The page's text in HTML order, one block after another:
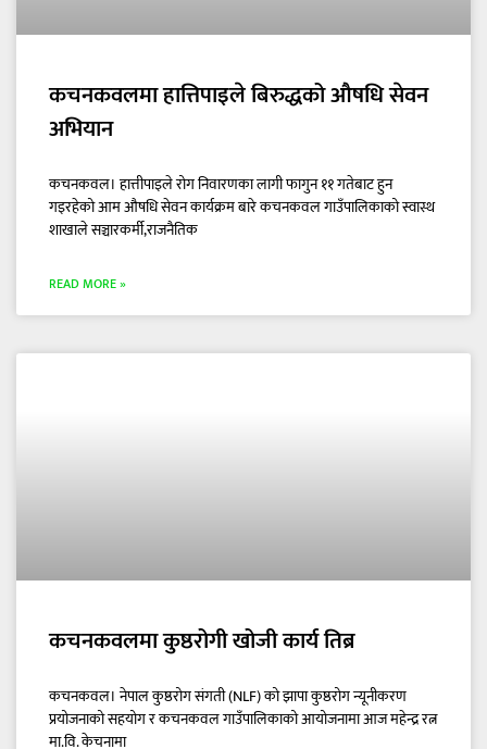
कचनकवलमा हात्तिपाइले बिरुद्धको औषधि सेवन
अभियान
कचनकवल। हात्तीपाइले रोग निवारणका लागी फागुन ११ गतेबाट हुन
गइरहेको आम औषधि सेवन कार्यक्रम बारे कचनकवल गाउँपालिकाको स्वास्थ
शाखाले सञ्चारकर्मी,राजनैतिक
READ MORE »
कचनकवलमा कुष्ठरोगी खोजी कार्य तिब्र
कचनकवल। नेपाल कुष्ठरोग संगती (NLF) को झापा कुष्ठरोग न्यूनीकरण
प्रयोजनाको सहयोग र कचनकवल गाउँपालिकाको आयोजनामा आज महेन्द्र रत्न
मा.वि. केचनामा